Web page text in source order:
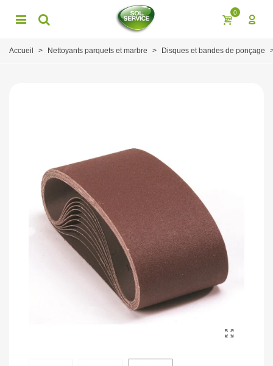
0
Accueil > Nettoyants parquets et marbre > Disques et bandes de ponçage